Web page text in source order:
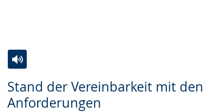
Stand der Vereinbarkeit mit den
Anforderungen
Leichten
Sprache
Audio-
Unterstützung.
Video
in